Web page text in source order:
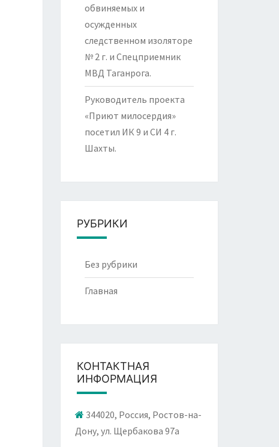
обвиняемых и
осужденных
следственном изоляторе
№ 2 г. и Спецприемник
МВД Таганрога.
Руководитель проекта
«Приют милосердия»
посетил ИК 9 и СИ 4 г.
Шахты.
РУБРИКИ
Без рубрики
Главная
КОНТАКТНАЯ
ИНФОРМАЦИЯ
344020, Россия, Ростов-на-
Дону, ул. Щербакова 97а